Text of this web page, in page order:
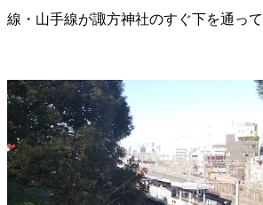
線・山手線が諏方神社のすぐ下を通って